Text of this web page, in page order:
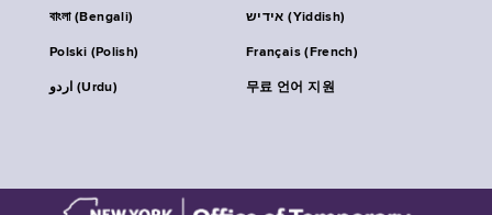
বাংলা (Bengali) אידיש (Yiddish)
Polski (Polish) Français (French)
اردو (Urdu) 무료 언어 지원